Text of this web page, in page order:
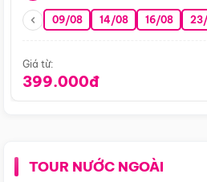
09/08 14/08 16/08
Giá từ:
399.000đ
TOUR NƯỚC NGOÀI